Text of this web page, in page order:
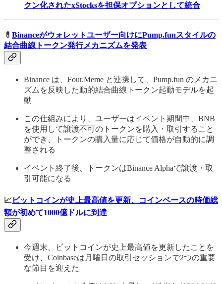
クン化されたxStocksを担保オプションとして統合
💊 Binanceがウォレットユーザー向けにPump.funスタイルの
結合曲線トークン発行メカニズムを発表
Binance は、Four.Meme と連携して、Pump.fun のメカニ
ズムを反映した動的結合曲線トークン起動モデルを起
動
この仕組みにより、ユーザーはイベント期間中、BNB
を使用して譲渡不可のトークンを購入・取引すること
ができ、トークンの購入量に応じて価格が自動的に調
整される
イベント終了後、トークンはBinance Alphaで譲渡・取
引可能になる
📈 ビットコインが史上最高値を更新、コインベースの時価総
額が初めて1000億ドルに到達
今週末、ビットコインが史上最高値を更新したことを
受け、Coinbaseは月曜日の取引セッションで2つの重要
な節目を迎えた